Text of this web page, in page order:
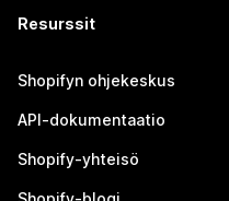
Resurssit
Shopifyn ohjekeskus
API-dokumentaatio
Shopify-yhteisö